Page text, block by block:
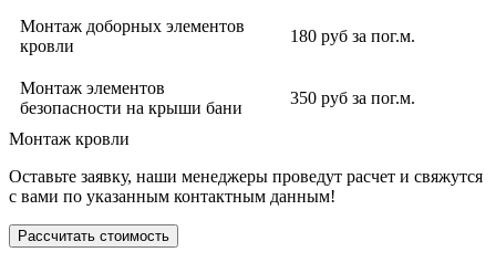
Монтаж доборных элементов
кровли
180 руб за пог.м.
Монтаж элементов
безопасности на крыши бани
350 руб за пог.м.
Монтаж кровли
Оставьте заявку, наши менеджеры проведут расчет и свяжутся
с вами по указанным контактным данным!
Рассчитать стоимость